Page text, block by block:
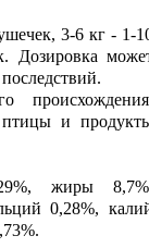
3-6 кг - 1-
Дозировка
птицы и
жиры
0,28%,